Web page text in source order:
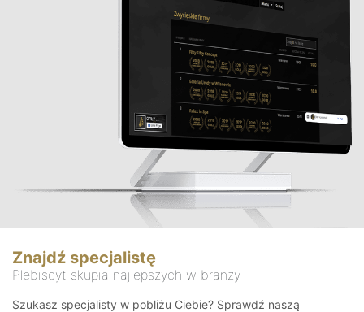
Znajdź specjalistę
Plebiscyt skupia najlepszych w branży
Szukasz specjalisty w pobliżu Ciebie? Sprawdź naszą